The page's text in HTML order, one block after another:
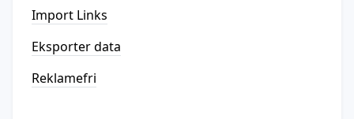
Import Links
Eksporter data
Reklamefri